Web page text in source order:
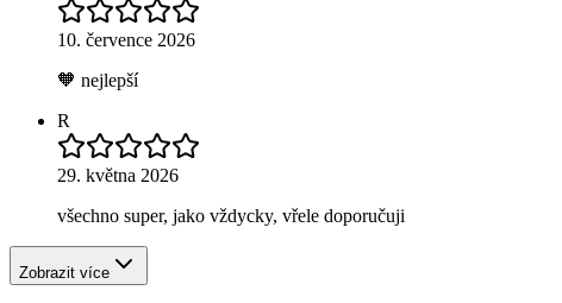
10. července 2026
🧡 nejlepší
R
29. května 2026
všechno super, jako vždycky, vřele doporučuji
Zobrazit více